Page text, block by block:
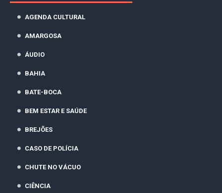
AGENDA CULTURAL
AMARGOSA
ÁUDIO
BAHIA
BATE-BOCA
BEM ESTAR E SAÚDE
BREJÕES
CASO DE POLÍCIA
CHUTE NO VÁCUO
CIÊNCIA